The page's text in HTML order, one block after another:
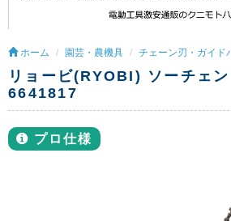
ホーム 園芸・農機具 チェーン刃・ガイド
リョービ(RYOBI) ソーチェ
6641817
プロ仕様